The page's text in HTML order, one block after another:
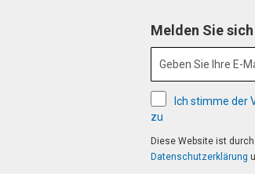
Melden Sie
Ich stimme der
zu
Diese Website ist
Datenschutzerklärung